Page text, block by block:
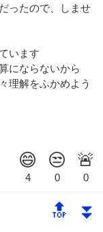
ったので、しませ
います
にならないから
理解をふかめよう
🔝 ⏬